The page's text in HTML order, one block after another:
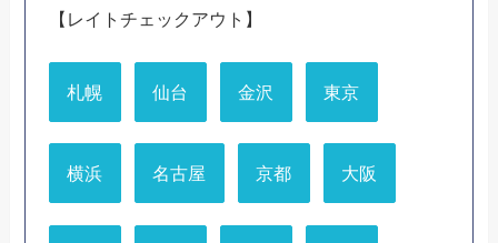
【レイトチェックアウト】
札幌 仙台 金沢 東京
横浜 名古屋 京都 大阪